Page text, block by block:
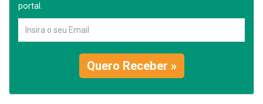
portal.
Quero Receber »